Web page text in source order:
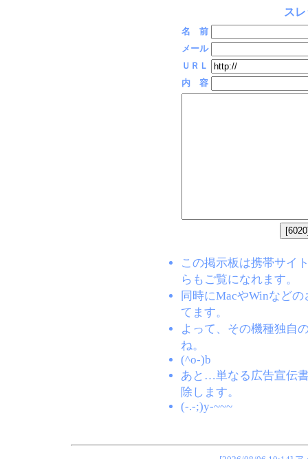
ス
名 前
メール
ＵＲＬ
内 容
この掲示板は携帯サイ
らもご覧になれます。
同時にMacやWinなど
てます。
よって、その機種独自
ね。
(^o-)b
あと…単なる広告宣伝
除します。
(-.-;)y-~~~